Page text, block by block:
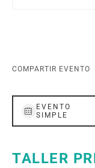
COMPARTIR EVENTO
EVENTO
SIMPLE
TALLER